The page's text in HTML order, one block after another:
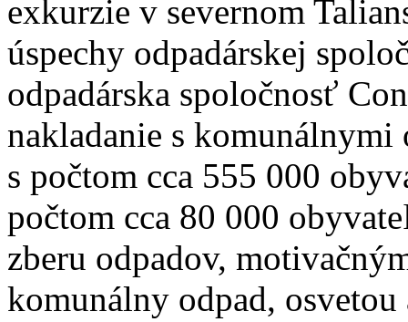
exkurzie v severnom
úspechy odpadárskej
odpadárska spoločnosť
nakladanie s komunálnymi
s počtom cca 555 000
počtom cca 80 000
zberu odpadov,
komunálny odpad,